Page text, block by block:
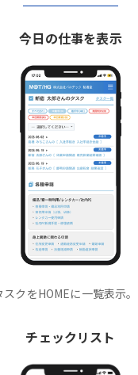
今日の仕事を表示
クをHOMEに一覧表示
チェックリスト